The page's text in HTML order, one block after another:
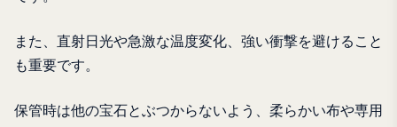
また、直射日光や急激な温度変化、強い衝撃を避けること
も重要です。
保管時は他の宝石とぶつからないよう、柔らかい布や専用